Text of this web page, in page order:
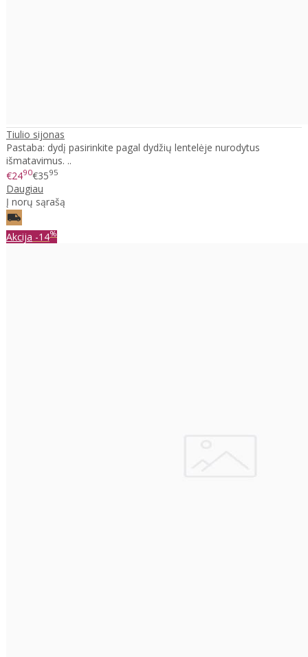
Tiulio sijonas
Pastaba: dydį pasirinkite pagal dydžių lentelėje nurodytus
išmatavimus. ..
€2490€3595
Daugiau
Į norų sąrašą
Akcija -14%